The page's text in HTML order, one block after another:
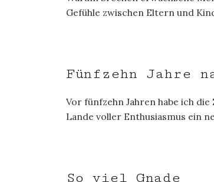
Gefühle zwischen Eltern und
Fünfzehn Jahre
Vor fünfzehn Jahren habe ich
Lande voller Enthusiasmus ein
So viel Gnade